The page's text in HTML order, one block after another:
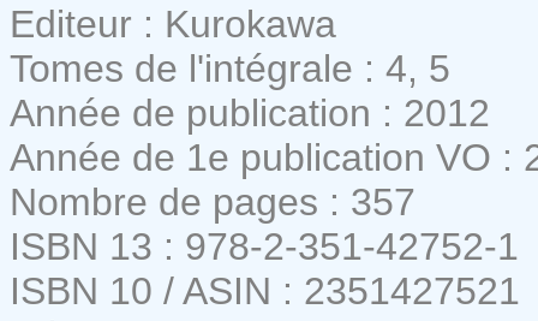
Editeur : Kurokawa
Tomes de l'intégrale : 4, 5
Année de publication : 2012
Année de 1e publication VO :
Nombre de pages : 357
ISBN 13 : 978-2-351-42752-1
ISBN 10 / ASIN : 2351427521